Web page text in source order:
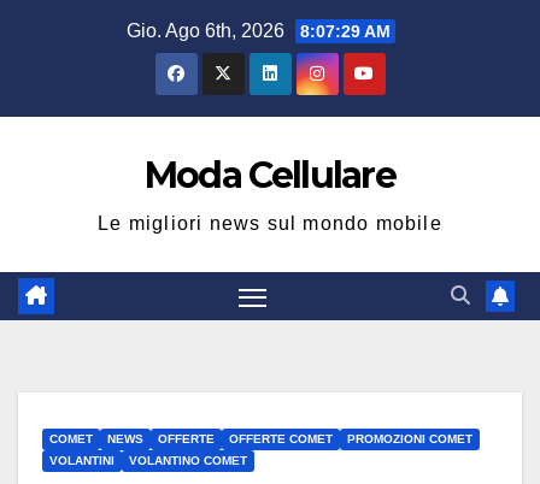
Gio. Ago 6th, 2026 8:07:29 AM
Moda Cellulare
Le migliori news sul mondo mobile
COMET NEWS OFFERTE OFFERTE COMET
PROMOZIONI COMET
VOLANTINI
VOLANTINO COMET